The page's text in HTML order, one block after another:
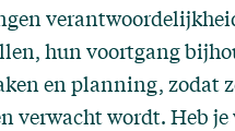
hun voortgang
en planning, zodat
verwacht wordt. Heb je